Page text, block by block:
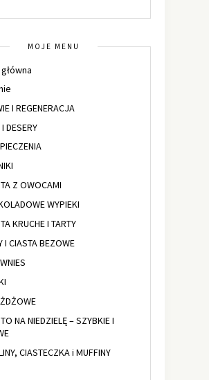
MOJE MENU
I REGENERACJA
DESERY
Z OWOCAMI
WYPIEKI
KRUCHE I TARTY
I CIASTA BEZOWE
NA NIEDZIELĘ – SZYBKIE I
CIASTECZKA i MUFFINY